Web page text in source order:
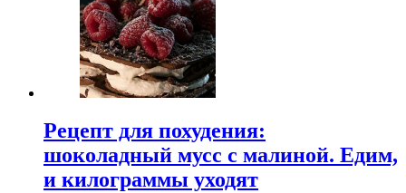
Рецепт для похудения:
шоколадный мусс с малиной. Едим,
и килограммы уходят